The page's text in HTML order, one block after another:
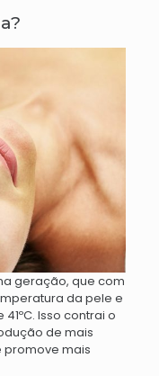
geração, que com
da pele e
Isso contrai o
de mais
promove mais